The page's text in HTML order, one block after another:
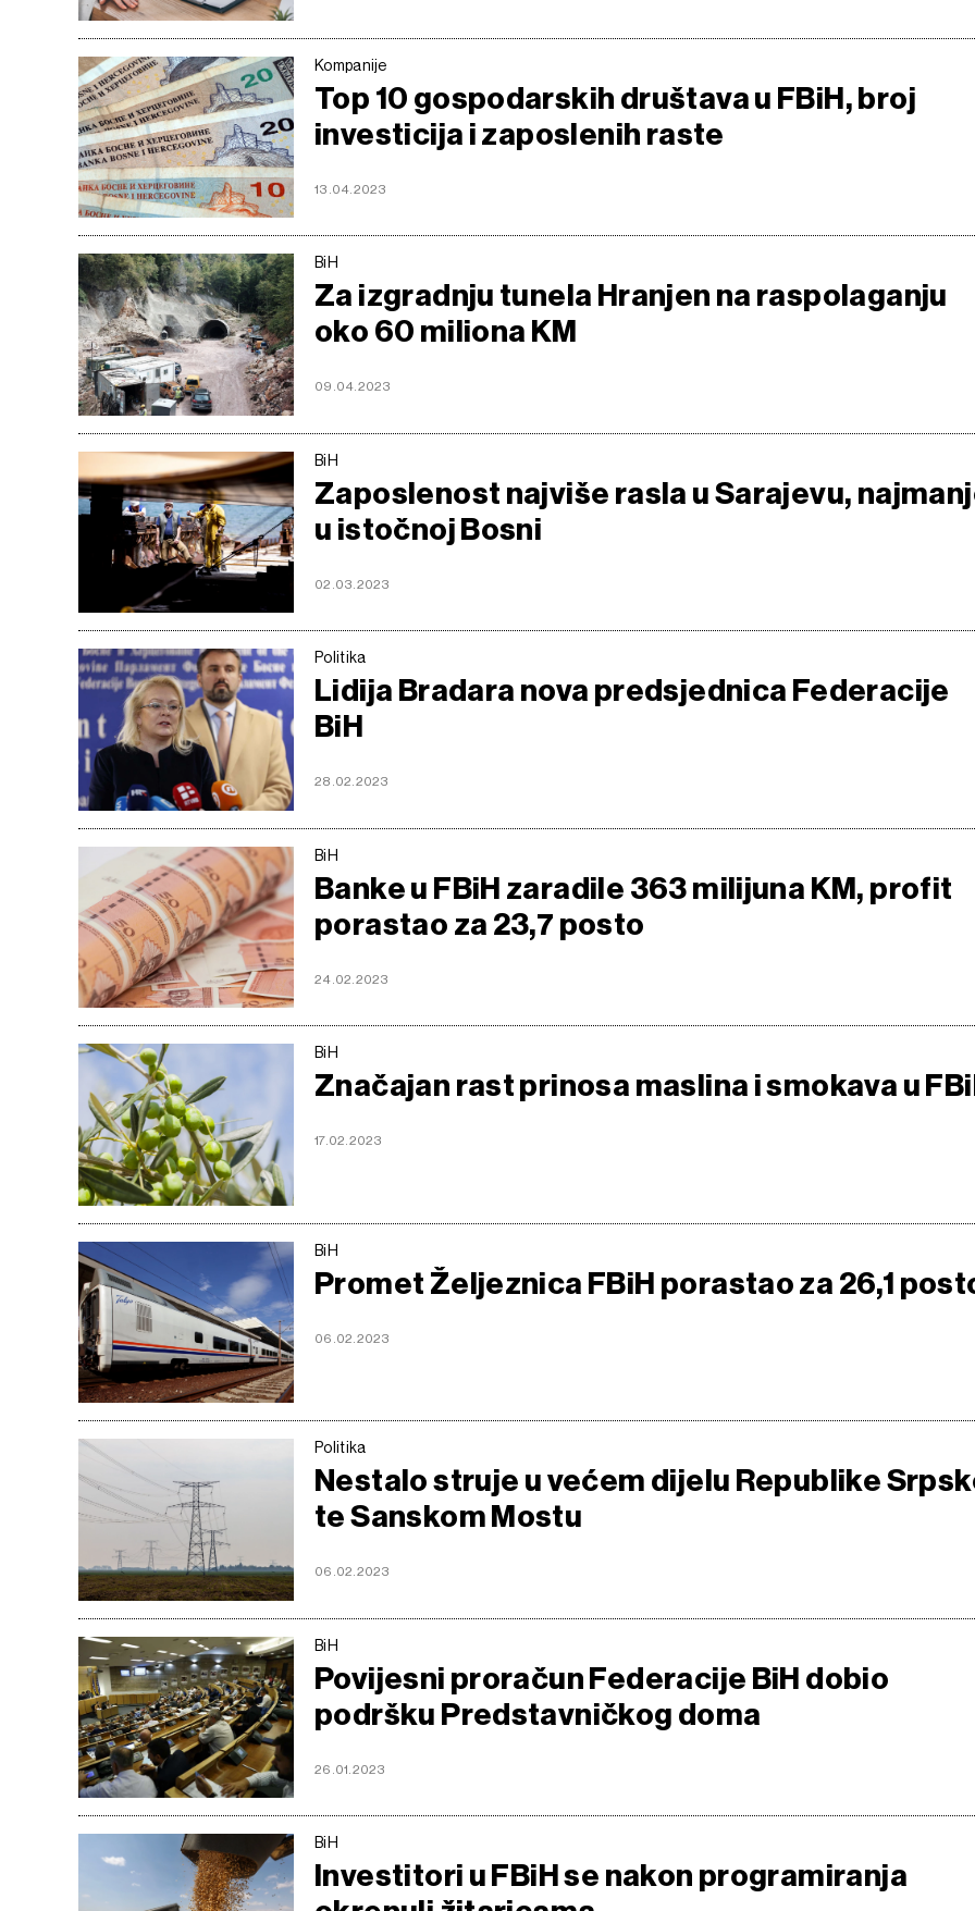
Kompanije
Top 10 gospodarskih društava u FBiH, broj
investicija i zaposlenih raste
13.04.2023
BiH
Za izgradnju tunela Hranjen na raspolaganju
oko 60 miliona KM
09.04.2023
BiH
Zaposlenost najviše rasla u Sarajevu,
u istočnoj Bosni
02.03.2023
Politika
Lidija Bradara nova predsjednica Federacije
BiH
28.02.2023
BiH
Banke u FBiH zaradile 363 milijuna KM, profit
porastao za 23,7 posto
24.02.2023
BiH
Značajan rast prinosa maslina i smokava u
17.02.2023
BiH
Promet Željeznica FBiH porastao za 26,1
06.02.2023
Politika
Nestalo struje u većem dijelu Republike
te Sanskom Mostu
06.02.2023
BiH
Povijesni proračun Federacije BiH dobio
podršku Predstavničkog doma
26.01.2023
BiH
Investitori u FBiH se nakon programiranja